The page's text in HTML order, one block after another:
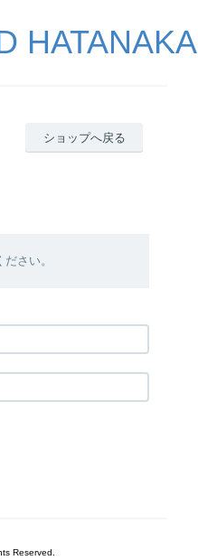
HATANAKA
ショップへ戻る
さい。
Reserved.